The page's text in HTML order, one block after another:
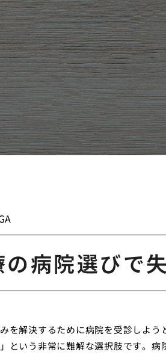
病院選びで
を解決するために病院を受診しよ
という非常に難解な選択肢です。